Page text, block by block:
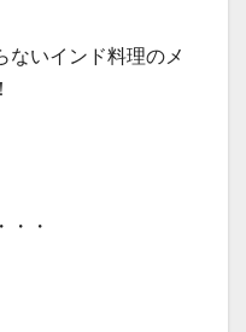
ないインド料理のメ
・・